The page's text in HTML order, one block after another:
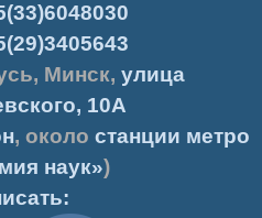
, Минск, улица
10А
, около станции метро
наук»)